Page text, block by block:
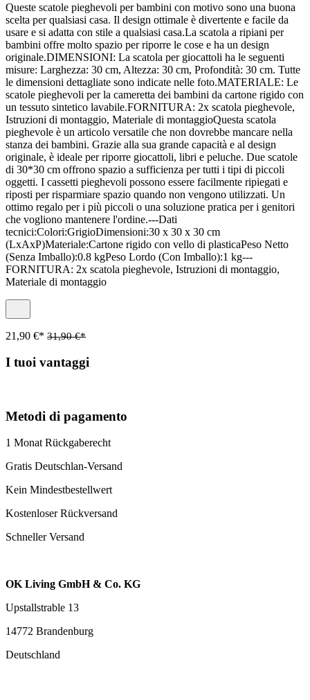
Queste scatole pieghevoli per bambini con motivo sono una buona
scelta per qualsiasi casa. Il design ottimale è divertente e facile da
usare e si adatta con stile a qualsiasi casa.La scatola a ripiani per
bambini offre molto spazio per riporre le cose e ha un design
originale.DIMENSIONI: La scatola per giocattoli ha le seguenti
misure: Larghezza: 30 cm, Altezza: 30 cm, Profondità: 30 cm. Tutte
le dimensioni dettagliate sono indicate nelle foto.MATERIALE: Le
scatole pieghevoli per la cameretta dei bambini da cartone rigido con
un tessuto sintetico lavabile.FORNITURA: 2x scatola pieghevole,
Istruzioni di montaggio, Materiale di montaggioQuesta scatola
pieghevole è un articolo versatile che non dovrebbe mancare nella
stanza dei bambini. Grazie alla sua grande capacità e al design
originale, è ideale per riporre giocattoli, libri e peluche. Due scatole
di 30*30 cm offrono spazio a sufficienza per tutti i tipi di piccoli
oggetti. I cassetti pieghevoli possono essere facilmente ripiegati e
riposti per risparmiare spazio quando non vengono utilizzati. Un
ottimo regalo per i più piccoli o una soluzione pratica per i genitori
che vogliono mantenere l'ordine.---Dati
tecnici:Colori:GrigioDimensioni:30 x 30 x 30 cm
(LxAxP)Materiale:Cartone rigido con vello di plasticaPeso Netto
(Senza Imballo):0.8 kgPeso Lordo (Con Imballo):1 kg---
FORNITURA: 2x scatola pieghevole, Istruzioni di montaggio,
Materiale di montaggio
21,90 €* 31,90 €*
I tuoi vantaggi
Metodi di pagamento
1 Monat Rückgaberecht
Gratis Deutschlan-Versand
Kein Mindestbestellwert
Kostenloser Rückversand
Schneller Versand
OK Living GmbH & Co. KG
Upstallstrable 13
14772 Brandenburg
Deutschland